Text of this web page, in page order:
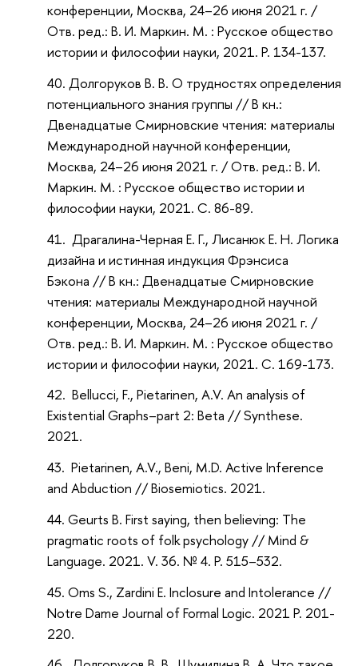
конференции, Москва, 24–26 июня 2021 г. /
Отв. ред.: В. И. Маркин. М. : Русское общество
истории и философии науки, 2021. P. 134-137.
Долгоруков В. В. О трудностях определения
потенциального знания группы // В кн.:
Двенадцатые Смирновские чтения: материалы
Международной научной конференции,
Москва, 24–26 июня 2021 г. / Отв. ред.: В. И.
Маркин. М. : Русское общество истории и
философии науки, 2021. С. 86-89.
Драгалина-Черная Е. Г., Лисанюк Е. Н. Логика
дизайна и истинная индукция Фрэнсиса
Бэкона // В кн.: Двенадцатые Смирновские
чтения: материалы Международной научной
конференции, Москва, 24–26 июня 2021 г. /
Отв. ред.: В. И. Маркин. М. : Русское общество
истории и философии науки, 2021. С. 169-173.
Bellucci, F., Pietarinen, A.V. An analysis of
Existential Graphs–part 2: Beta // Synthese.
2021.
Pietarinen, A.V., Beni, M.D. Active Inference
and Abduction // Biosemiotics. 2021.
Geurts B. First saying, then believing: The
pragmatic roots of folk psychology // Mind &
Language. 2021. V. 36. № 4. P. 515–532.
Oms S., Zardini E. Inclosure and Intolerance //
Notre Dame Journal of Formal Logic. 2021 P. 201-
220.